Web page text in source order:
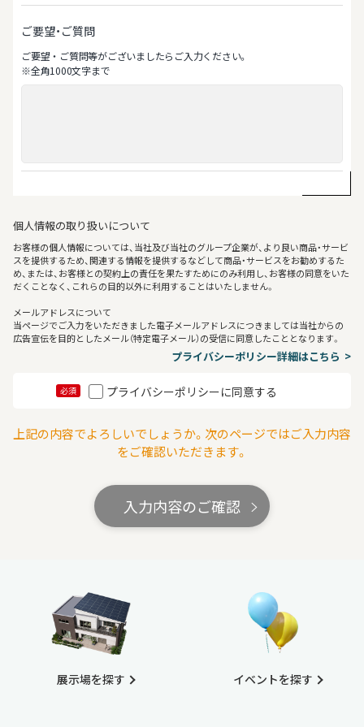
ご要望・ご質問
ご要望‧ご質問等がございましたらご⼊⼒ください。
※全⾓1000⽂字まで
個人情報の取り扱いについて
お客様の個人情報については、当社及び当社のグループ企業が、より良い商品・サービ
スを提供するため、関連する情報を提供するなどして商品・サービスをお勧めするた
め、または、お客様との契約上の責任を果たすためにのみ利用し、お客様の同意をいた
だくことなく、これらの目的以外に利用することはいたしません。
メールアドレスについて
当ページでご入力をいただきました電子メールアドレスにつきましては当社からの
広告宣伝を目的としたメール（特定電子メール）の受信に同意したこととなります。
プライバシーポリシー詳細はこちら
必須 プライバシーポリシーに同意する
上記の内容でよろしいでしょうか。次のページではご入力内容
をご確認いただきます。
入力内容のご確認
展示場を探す イベントを探す